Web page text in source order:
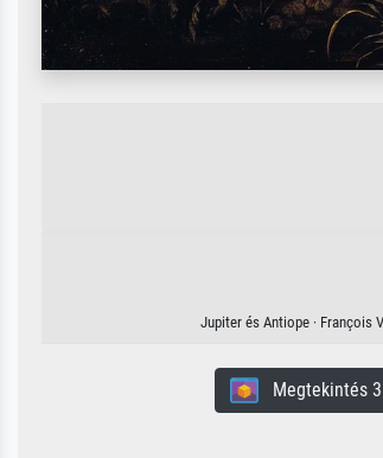
Jupiter és Antiope ·
Megtekintés